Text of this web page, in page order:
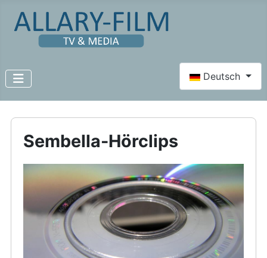
Sprache
Deutsch
Sembella-Hörclips